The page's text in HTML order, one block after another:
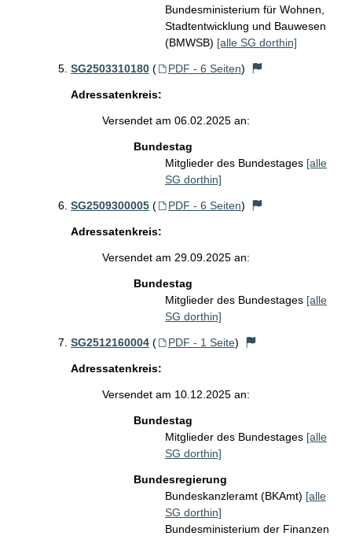
Bundesministerium für Wohnen,
Stadtentwicklung und Bauwesen
(BMWSB) [alle SG dorthin]
SG2503310180 ( PDF - 6 Seiten)
Adressatenkreis:
Versendet am 06.02.2025 an:
Bundestag
Mitglieder des Bundestages [alle
SG dorthin]
SG2509300005 ( PDF - 6 Seiten)
Adressatenkreis:
Versendet am 29.09.2025 an:
Bundestag
Mitglieder des Bundestages [alle
SG dorthin]
SG2512160004 ( PDF - 1 Seite)
Adressatenkreis:
Versendet am 10.12.2025 an:
Bundestag
Mitglieder des Bundestages [alle
SG dorthin]
Bundesregierung
Bundeskanzleramt (BKAmt) [alle
SG dorthin]
Bundesministerium der Finanzen